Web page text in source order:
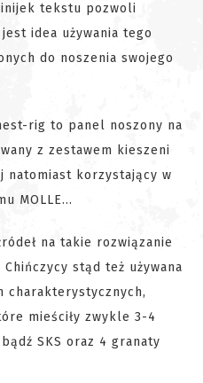
tekstu pozwoli
idea używania tego
do noszenia swojego
rig to panel noszony na
z zestawem kieszeni
natomiast korzystający w
MOLLE…
na takie rozwiązanie
stąd też używana
charakterystycznych,
mieściły zwykle 3-4
SKS oraz 4 granaty